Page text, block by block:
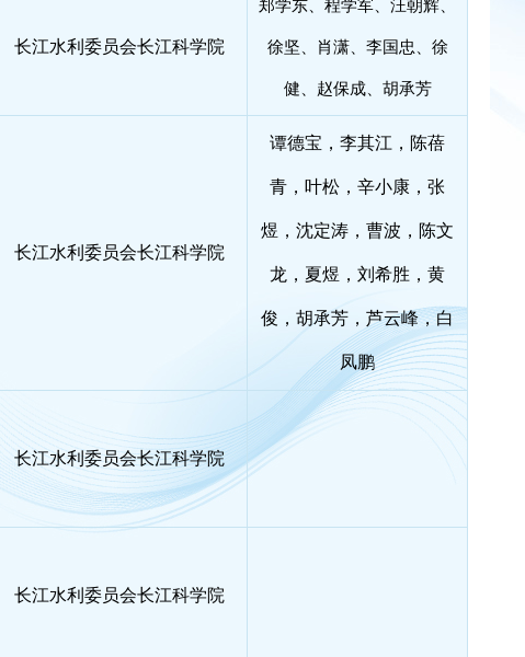
长江水利委员会长江科学院
郑学东、程学军、汪朝辉、
徐坚、肖潇、李国忠、徐
健、赵保成、胡承芳
长江水利委员会长江科学院
谭德宝，李其江，陈蓓
青，叶松，辛小康，张
煜，沈定涛，曹波，陈文
龙，夏煜，刘希胜，黄
俊，胡承芳，芦云峰，白
凤鹏
长江水利委员会长江科学院
长江水利委员会长江科学院